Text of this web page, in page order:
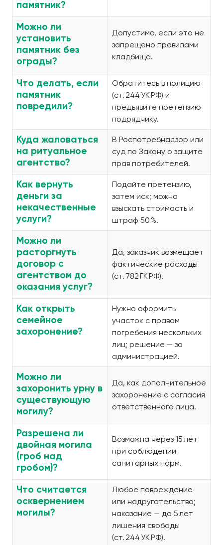
памятник?
Можно ли
установить
памятник без
ограды?
Допустимо, если это не
запрещено правилами
кладбища.
Что делать, если
памятник
повредили?
Обратитесь в полицию
(ст. 244 УК РФ) и
предъявите претензию
подрядчику.
Куда жаловаться
на ритуальное
агентство?
В Роспотребнадзор или
суд по Закону о защите
прав потребителей.
Как вернуть
деньги за
некачественные
услуги?
Подайте претензию,
затем иск; можно
взыскать стоимость и
штраф 50 %.
Можно ли
расторгнуть
договор с
агентством до
оказания услуг?
Да, заказчик возмещает
фактические расходы
(ст. 782 ГК РФ).
Как открыть
семейное
захоронение?
Нужно оформить
участок с правом
погребения нескольких
лиц; решение — за
администрацией.
Можно ли
захоронить урну в
существующую
могилу?
Да, как дополнительное
захоронение с согласия
ответственного лица.
Разрешена ли
двойная могила
(гроб над
гробом)?
Возможна через 15 лет
при соблюдении
санитарных норм.
Что считается
осквернением
могилы?
Любое повреждение
или надругательство;
наказание — до 5 лет
лишения свободы
(ст. 244 УК РФ).